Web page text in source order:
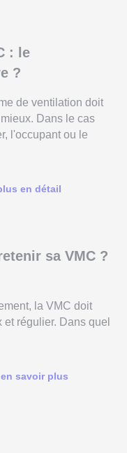
: le
?
de ventilation doit
Dans le cas
l'occupant ou le
en détail
sa VMC ?
la VMC doit
régulier. Dans quel
savoir plus